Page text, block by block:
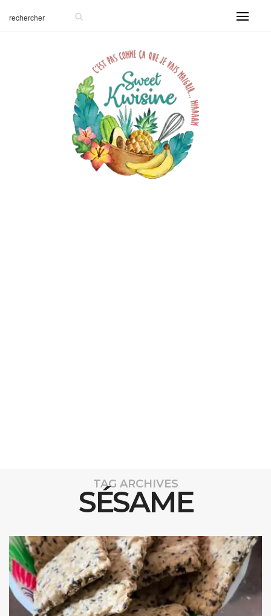
TAG ARCHIVES
SÉSAME